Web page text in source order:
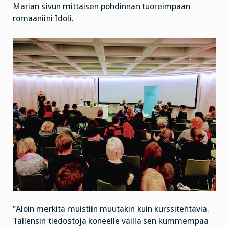
Marian sivun mittaisen pohdinnan tuoreimpaan
romaaniini Idoli.
”Aloin merkitä muistiin muutakin kuin kurssitehtäviä.
Tallensin tiedostoja koneelle vailla sen kummempaa